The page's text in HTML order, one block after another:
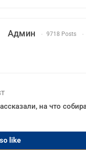
Админ 9718 Posts
на что
like